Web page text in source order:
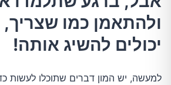
1.תשכחו מסוכר
2.הגבילו את צריכת הלחם שלכם
3.בחרו את השומנים הנכונים
ולהתאמן כמו
יכולים להשיג אותה!
למעשה, יש המון דברים שתוכלו לעשות